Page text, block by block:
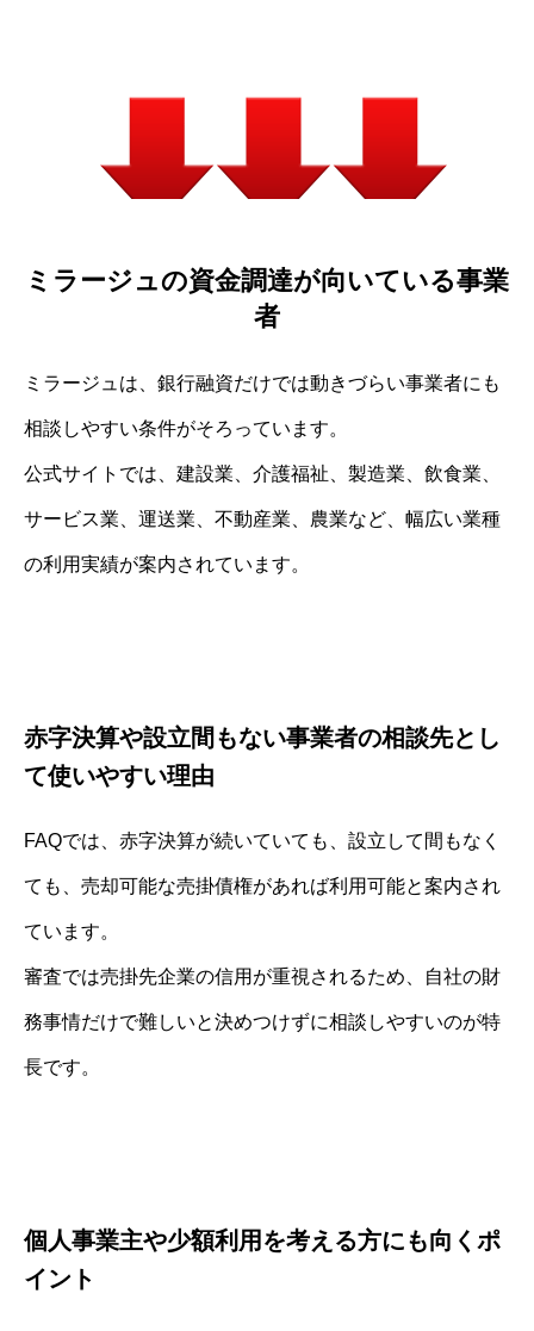
ミラージュの資金調達が向いている事業
者
ミラージュは、銀行融資だけでは動きづらい事業者にも
相談しやすい条件がそろっています。
公式サイトでは、建設業、介護福祉、製造業、飲食業、
サービス業、運送業、不動産業、農業など、幅広い業種
の利用実績が案内されています。
赤字決算や設立間もない事業者の相談先とし
て使いやすい理由
FAQでは、赤字決算が続いていても、設立して間もなく
ても、売却可能な売掛債権があれば利用可能と案内され
ています。
審査では売掛先企業の信用が重視されるため、自社の財
務事情だけで難しいと決めつけずに相談しやすいのが特
長です。
個人事業主や少額利用を考える方にも向くポ
イント